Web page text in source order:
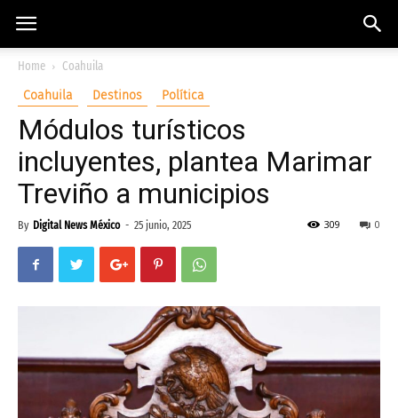
Home
Coahuila
Coahuila
Destinos Política
Módulos turísticos
incluyentes, plantea Marimar
Treviño a municipios
By Digital News México - 25 junio, 2025 0
309